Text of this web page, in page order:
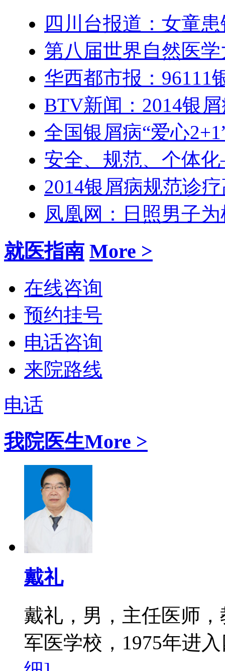
四川台报道：女童
第八届世界自然医
华西都市报：96111
BTV新闻：2014银
全国银屑病“爱心
安全、规范、个体
2014银屑病规范诊
凤凰网：日照男子
就医指南 More >
在线咨询
预约挂号
电话咨询
来院路线
电话
我院医生More >
戴礼
戴礼，男，主任医师
军医学校，1975年进